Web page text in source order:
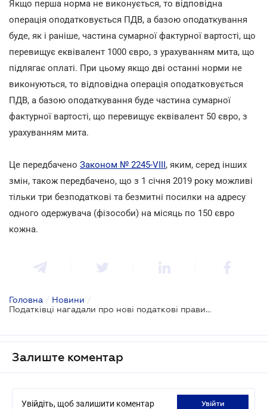
Якщо перша норма не виконується, то відповідна
операція оподатковується ПДВ, а базою оподаткування
буде, як і раніше, частина сумарної фактурної вартості, що
перевищує еквівалент 1000 євро, з урахуванням мита, що
підлягає оплаті. При цьому якщо дві останні норми не
виконуються, то відповідна операція оподатковується
ПДВ, а базою оподаткування буде частина сумарної
фактурної вартості, що перевищує еквівалент 50 євро, з
урахуванням мита.
Це передбачено Законом № 2245-VIII, яким, серед інших
змін, також передбачено, що з 1 січня 2019 року можливі
тільки три безподаткові та безмитні посилки на адресу
одного одержувача (фізособи) на місяць по 150 євро
кожна.
Головна / Новини /
Податківці нагадали про нові податкові правила ввезення товарів
Залиште коментар
Увійдіть, щоб залишити коментар увійти